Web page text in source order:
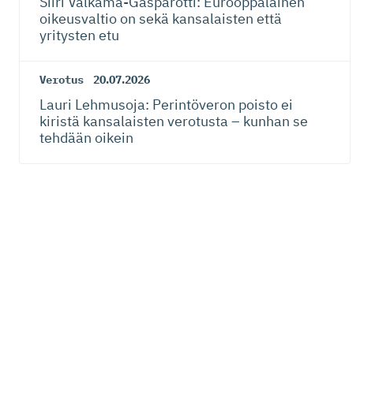
oikeusvaltio on sekä kansalaisten että
yritysten etu
Verotus 20.07.2026
Lauri Lehmusoja: Perintöveron poisto ei
kiristä kansalaisten verotusta – kunhan se
tehdään oikein